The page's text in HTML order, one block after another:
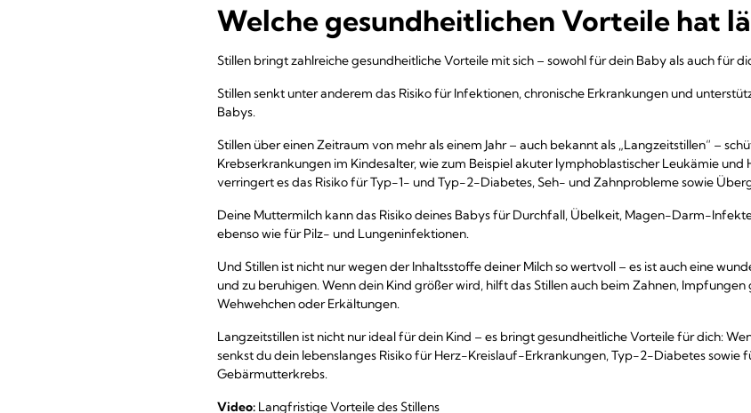
Welche gesundheitlichen Vorteile hat
Stillen bringt zahlreiche gesundheitliche Vorteile mit sich – sowohl für dein Baby als auch für
Stillen senkt unter anderem das Risiko für Infektionen, chronische Erkrankungen und
Babys.
Stillen über einen Zeitraum von mehr als einem Jahr – auch bekannt als „Langzeitstillen“ –
Krebserkrankungen im Kindesalter, wie zum Beispiel akuter lymphoblastischer Leukämie
verringert es das Risiko für Typ-1- und Typ-2-Diabetes, Seh- und Zahnprobleme sowie
Deine Muttermilch kann das Risiko deines Babys für Durchfall, Übelkeit, Magen-Darm-
ebenso wie für Pilz- und Lungeninfektionen.
Und Stillen ist nicht nur wegen der Inhaltsstoffe deiner Milch so wertvoll – es ist auch eine
und zu beruhigen. Wenn dein Kind größer wird, hilft das Stillen auch beim Zahnen,
Wehwehchen oder Erkältungen.
Langzeitstillen ist nicht nur ideal für dein Kind – es bringt gesundheitliche Vorteile für dich:
senkst du dein lebenslanges Risiko für Herz-Kreislauf-Erkrankungen, Typ-2-Diabetes sowie
Gebärmutterkrebs.
Video: Langfristige Vorteile des Stillens